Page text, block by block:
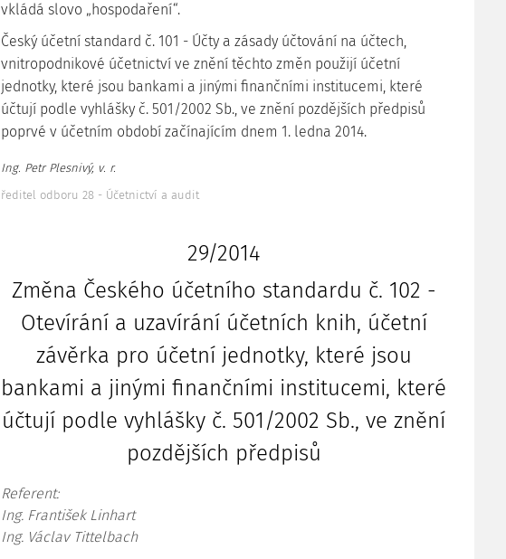
vkládá slovo „hospodaření“.
Český účetní standard č. 101 - Účty a zásady účtování na účtech,
vnitropodnikové účetnictví ve znění těchto změn použijí účetní
jednotky, které jsou bankami a jinými finančními institucemi, které
účtují podle vyhlášky č. 501/2002 Sb., ve znění pozdějších předpisů
poprvé v účetním období začínajícím dnem 1. ledna 2014.
Ing. Petr Plesnivý, v. r.
ředitel odboru 28 - Účetnictví a audit
29/2014
Změna Českého účetního standardu č. 102 -
Otevírání a uzavírání účetních knih, účetní
závěrka pro účetní jednotky, které jsou
bankami a jinými finančními institucemi, které
účtují podle vyhlášky č. 501/2002 Sb., ve znění
pozdějších předpisů
Referent:
Ing. František Linhart
Ing. Václav Tittelbach